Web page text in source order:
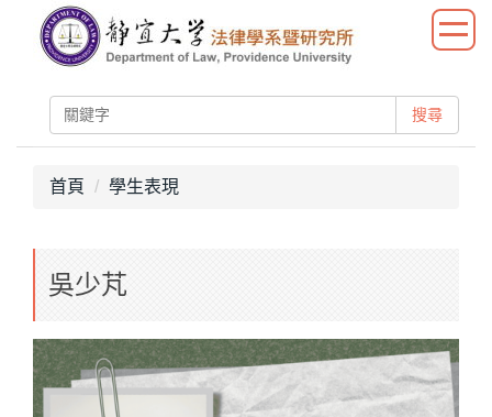
容
搜尋
首頁 學生表現
吳少芃